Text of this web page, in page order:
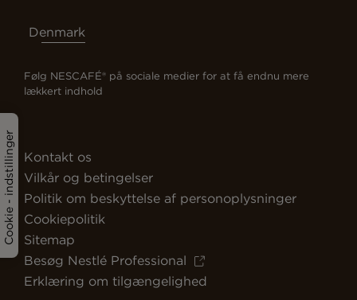
Cookie - indstillinger
Denmark
Følg NESCAFÉ® på sociale medier for at få endnu mere
lækkert indhold
Kontakt os
Vilkår og betingelser
Politik om beskyttelse af personoplysninger
Cookiepolitik
Sitemap
Besøg Nestlé Professional
Erklæring om tilgængelighed